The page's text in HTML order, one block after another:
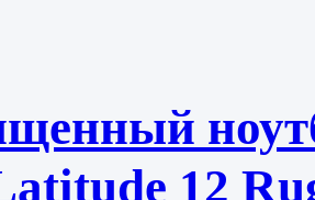
12